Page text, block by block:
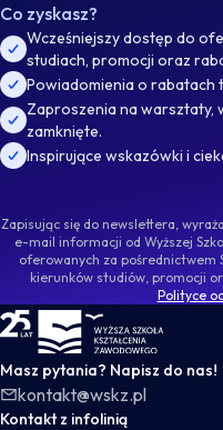
Co zyskasz?
Wcześniejszy dostęp do
studiach, promocji oraz
Powiadomienia o rabatach
Zaproszenia na warsztaty,
zamknięte.
Inspirujące wskazówki i
Zapisując się do newslettera,
e-mail informacji od Wyższej
oferowanych za pośrednictwem
kierunków studiów, promocji
Polityce
WSKZ - strona główna
Masz pytania? Napisz do nas!
kontakt@wskz.pl
Kontakt z infolinią